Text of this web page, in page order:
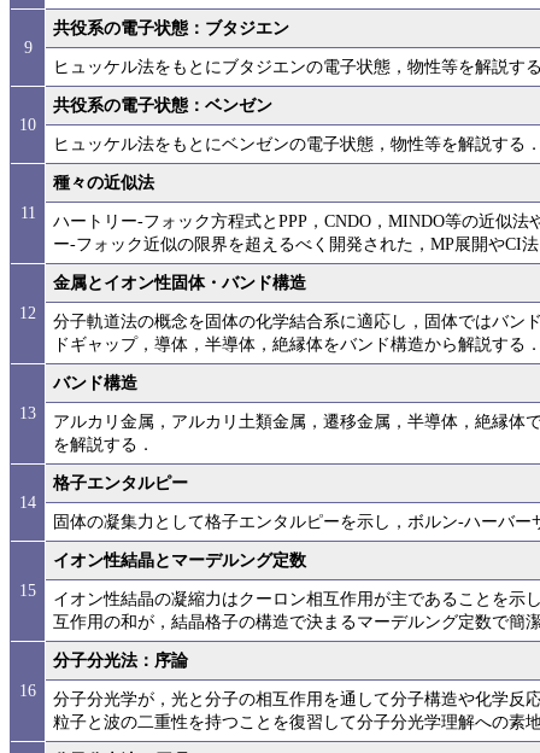
9
共役系の電子状態：ブタジエン
ヒュッケル法をもとにブタジエンの電子状態，物性等を解説す
10
共役系の電子状態：ベンゼン
ヒュッケル法をもとにベンゼンの電子状態，物性等を解説する
11
種々の近似法
ハートリー-フォック方程式とPPP，CNDO，MINDO等の近似
ー-フォック近似の限界を超えるべく開発された，MP展開やCI
12
金属とイオン性固体・バンド構造
分子軌道法の概念を固体の化学結合系に適応し，固体ではバン
ドギャップ，導体，半導体，絶縁体をバンド構造から解説する
13
バンド構造
アルカリ金属，アルカリ土類金属，遷移金属，半導体，絶縁体
を解説する．
14
格子エンタルピー
固体の凝集力として格子エンタルピーを示し，ボルン-ハーバ
15
イオン性結晶とマーデルング定数
イオン性結晶の凝縮力はクーロン相互作用が主であることを示
互作用の和が，結晶格子の構造で決まるマーデルング定数で簡
16
分子分光法：序論
分子分光学が，光と分子の相互作用を通して分子構造や化学反
粒子と波の二重性を持つことを復習して分子分光学理解への素